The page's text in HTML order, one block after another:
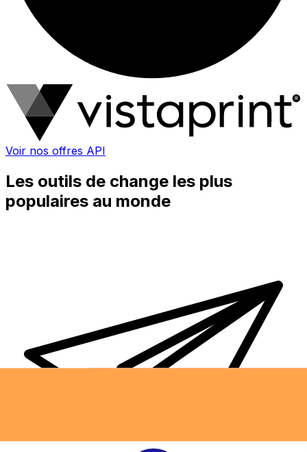
Voir nos offres API
Les outils de change les plus
populaires au monde